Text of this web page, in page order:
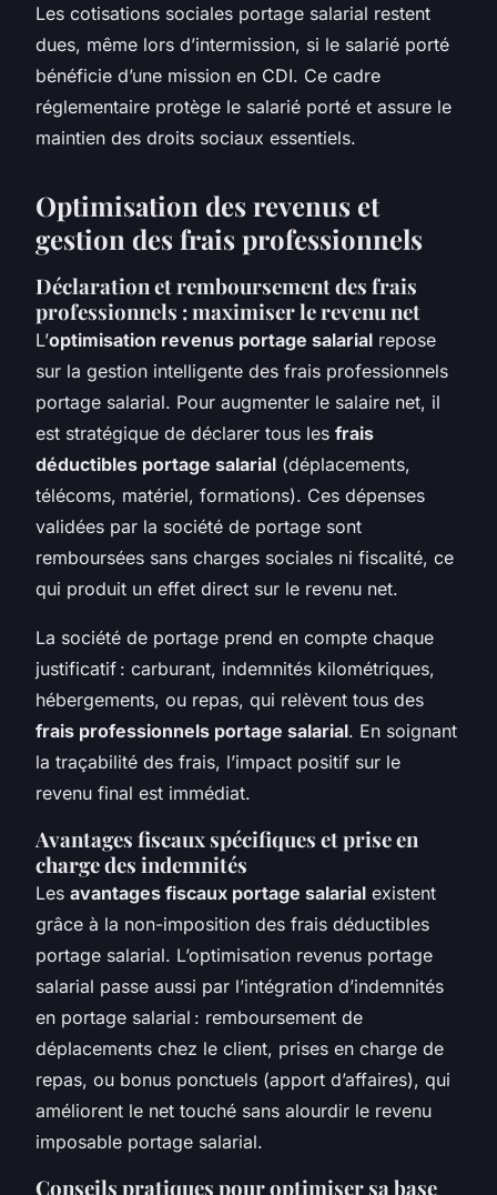
Les cotisations sociales portage salarial restent
dues, même lors d’intermission, si le salarié porté
bénéficie d’une mission en CDI. Ce cadre
réglementaire protège le salarié porté et assure le
maintien des droits sociaux essentiels.
Optimisation des revenus et
gestion des frais professionnels
Déclaration et remboursement des frais
professionnels : maximiser le revenu net
L’optimisation revenus portage salarial repose
sur la gestion intelligente des frais professionnels
portage salarial. Pour augmenter le salaire net, il
est stratégique de déclarer tous les frais
déductibles portage salarial (déplacements,
télécoms, matériel, formations). Ces dépenses
validées par la société de portage sont
remboursées sans charges sociales ni fiscalité, ce
qui produit un effet direct sur le revenu net.
La société de portage prend en compte chaque
justificatif : carburant, indemnités kilométriques,
hébergements, ou repas, qui relèvent tous des
frais professionnels portage salarial. En soignant
la traçabilité des frais, l’impact positif sur le
revenu final est immédiat.
Avantages fiscaux spécifiques et prise en
charge des indemnités
Les avantages fiscaux portage salarial existent
grâce à la non-imposition des frais déductibles
portage salarial. L’optimisation revenus portage
salarial passe aussi par l’intégration d’indemnités
en portage salarial : remboursement de
déplacements chez le client, prises en charge de
repas, ou bonus ponctuels (apport d’affaires), qui
améliorent le net touché sans alourdir le revenu
imposable portage salarial.
Conseils pratiques pour optimiser sa base